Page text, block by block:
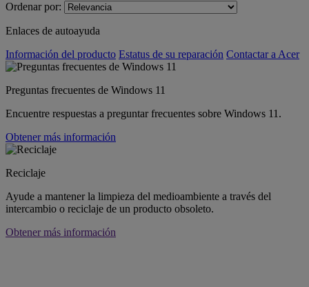
Ordenar por:
Enlaces de autoayuda
Información del producto Estatus de su reparación Contactar a Acer
Preguntas frecuentes de Windows 11
Encuentre respuestas a preguntar frecuentes sobre Windows 11.
Obtener más información
Reciclaje
Ayude a mantener la limpieza del medioambiente a través del
intercambio o reciclaje de un producto obsoleto.
Obtener más información